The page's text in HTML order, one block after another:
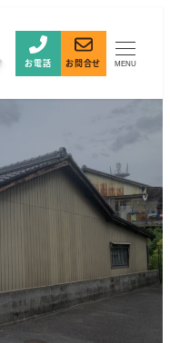
お電話 お問合せ MENU